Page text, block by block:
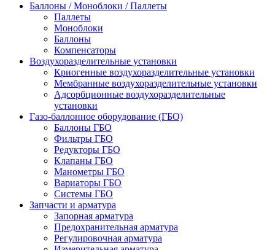
Баллоны / Моноблоки / Паллеты
Паллеты
Моноблоки
Баллоны
Компенсаторы
Воздухоразделительные установки
Криогенные воздухоразделительные установки
Мембранные воздухоразделительные установки
Адсорбционные воздухоразделительные
установки
Газо-баллонное оборудование (ГБО)
Баллоны ГБО
Фильтры ГБО
Редукторы ГБО
Клапаны ГБО
Манометры ГБО
Вариаторы ГБО
Системы ГБО
Запчасти и арматура
Запорная арматура
Предохранительная арматура
Регулировочная арматура